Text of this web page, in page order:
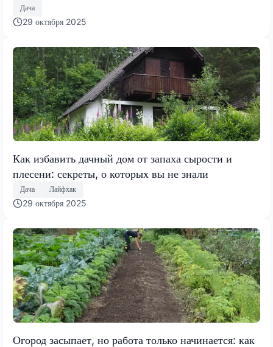
внимание грядке
Дача
29 октября 2025
Как избавить дачный дом от запаха сырости и
плесени: секреты, о которых вы не знали
Дача Лайфхак
29 октября 2025
Огород засыпает, но работа только начинается: как